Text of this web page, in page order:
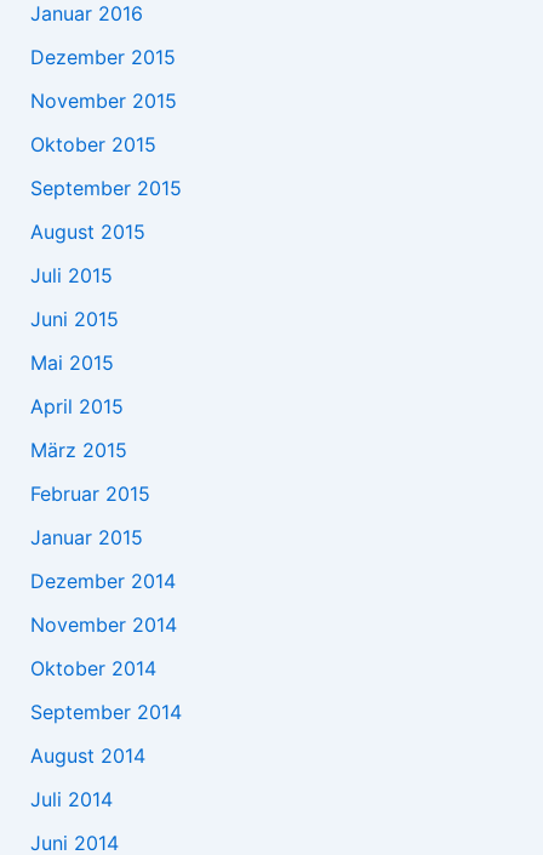
Januar 2016
Dezember 2015
November 2015
Oktober 2015
September 2015
August 2015
Juli 2015
Juni 2015
Mai 2015
April 2015
März 2015
Februar 2015
Januar 2015
Dezember 2014
November 2014
Oktober 2014
September 2014
August 2014
Juli 2014
Juni 2014